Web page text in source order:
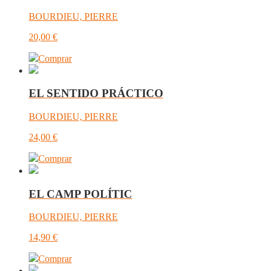
BOURDIEU, PIERRE
20,00 €
Comprar
EL SENTIDO PRÁCTICO
BOURDIEU, PIERRE
24,00 €
Comprar
EL CAMP POLÍTIC
BOURDIEU, PIERRE
14,90 €
Comprar